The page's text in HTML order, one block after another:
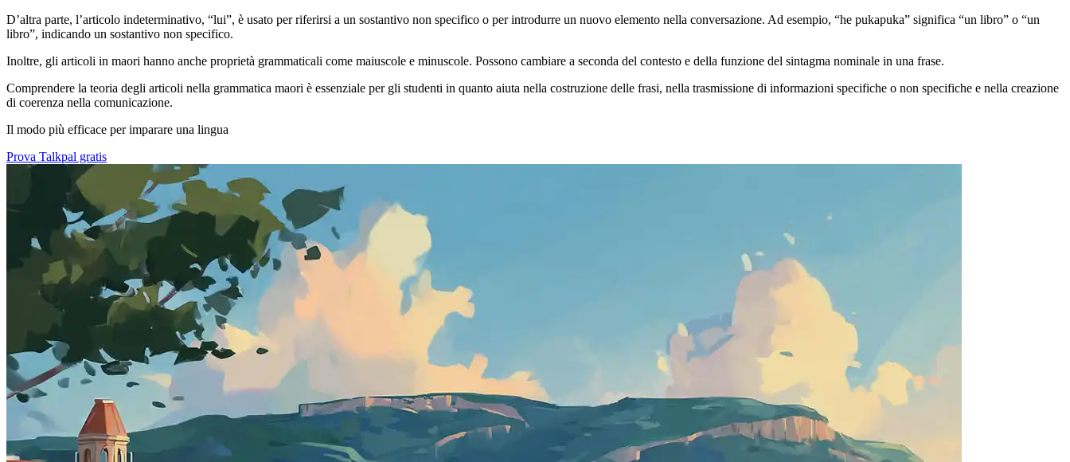
D’altra parte, l’articolo indeterminativo, “lui”, è usato per riferirsi a un sostantivo non specifico o per introdurre un nuovo elemento nella conversazione. Ad esempio, “he pukapuka” significa “un libro” o “un
libro”, indicando un sostantivo non specifico.
Inoltre, gli articoli in maori hanno anche proprietà grammaticali come maiuscole e minuscole. Possono cambiare a seconda del contesto e della funzione del sintagma nominale in una frase.
Comprendere la teoria degli articoli nella grammatica maori è essenziale per gli studenti in quanto aiuta nella costruzione delle frasi, nella trasmissione di informazioni specifiche o non specifiche e nella creazione
di coerenza nella comunicazione.
Il modo più efficace per imparare una lingua
Prova Talkpal gratis